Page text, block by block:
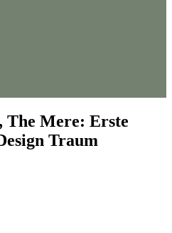
The Mere: Erste
Traum